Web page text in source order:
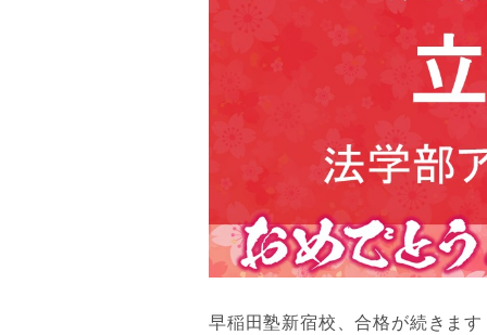
早稲田塾新宿校、合格が続きます